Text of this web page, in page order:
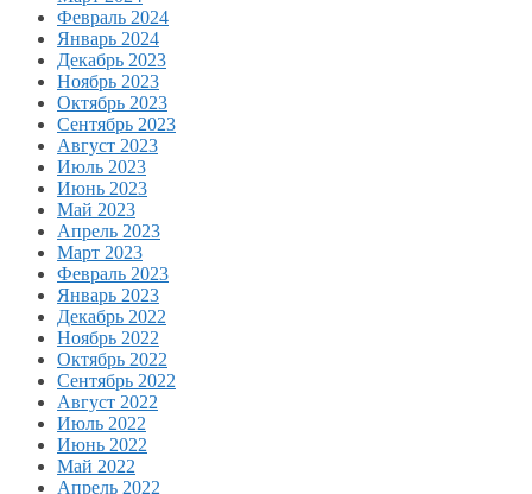
Февраль 2024
Январь 2024
Декабрь 2023
Ноябрь 2023
Октябрь 2023
Сентябрь 2023
Август 2023
Июль 2023
Июнь 2023
Май 2023
Апрель 2023
Март 2023
Февраль 2023
Январь 2023
Декабрь 2022
Ноябрь 2022
Октябрь 2022
Сентябрь 2022
Август 2022
Июль 2022
Июнь 2022
Май 2022
Апрель 2022